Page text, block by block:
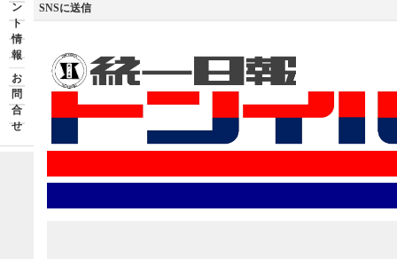
ン
ト
情
報
お
問
合
せ
SNSに送信